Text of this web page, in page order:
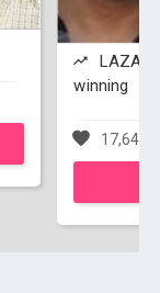
winning
17,649